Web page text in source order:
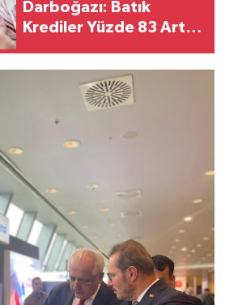
Darboğazı: Batık
Krediler Yüzde 83 Arttı,
Koyuyor